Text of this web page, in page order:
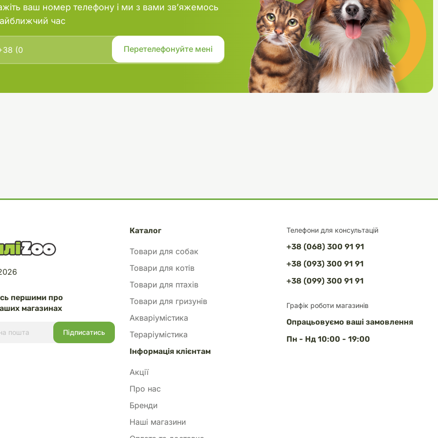
ваш номер телефону і ми з вами зв’яжемось
час
Телефони для консультацій
+38 (068) 300 91 91
+38 (093) 300 91 91
+38 (099) 300 91 91
Графік роботи магазинів
Опрацьовуємо ваші замовлення
Пн - Нд 10:00 - 19:00
першими про
магазинах
Каталог
Товари для собак
Товари для котів
Товари для птахів
Товари для гризунів
Акваріумістика
Тераріумістика
Інформація клієнтам
Акції
Про нас
Бренди
Наші магазини